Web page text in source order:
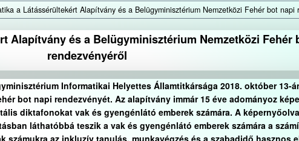
a Látássérültekért Alapítvány és a Belügyminisztérium Nemzetközi Fehér bot napi
Alapítvány és a Belügyminisztérium Nemzetközi Fehér
rendezvényéről
Informatikai Helyettes Államtitkársága 2018. október 13-
bot napi rendezvényét. Az alapítvány immár 15 éve adományoz
diktafonokat vak és gyengénlátó emberek számára. A
láthatóbbá teszik a vak és gyengénlátó emberek számára a
az inkluzív tanulás, munkavégzés és a szabadidő hasznos